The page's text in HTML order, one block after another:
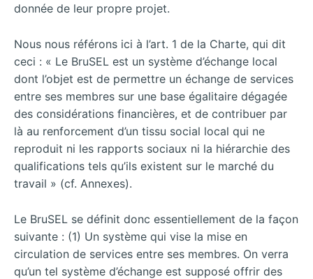
donnée de leur propre projet.
Nous nous référons ici à l’art. 1 de la Charte, qui dit
ceci : « Le BruSEL est un système d’échange local
dont l’objet est de permettre un échange de services
entre ses membres sur une base égalitaire dégagée
des considérations financières, et de contribuer par
là au renforcement d’un tissu social local qui ne
reproduit ni les rapports sociaux ni la hiérarchie des
qualifications tels qu’ils existent sur le marché du
travail » (cf. Annexes).
Le BruSEL se définit donc essentiellement de la façon
suivante : (1) Un système qui vise la mise en
circulation de services entre ses membres. On verra
qu’un tel système d’échange est supposé offrir des